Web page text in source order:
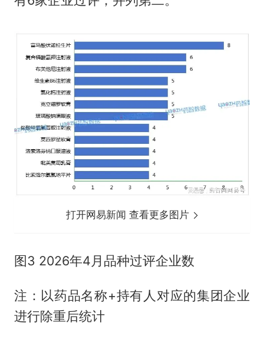
打开网易新闻 查看更多图片
图3 2026年4月品种过评企业数
注：以药品名称+持有人对应的集团企业
进行除重后统计